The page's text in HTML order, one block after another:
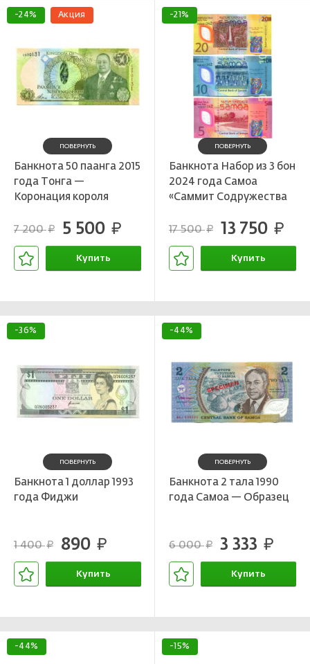
-24% Акция
ПОВЕРНУТЬ
Банкнота 50 паанга 2015
года Тонга —
Коронация короля
7 200руб. 5 500 руб.
Купить
-21%
ПОВЕРНУТЬ
Банкнота Набор из 3 бон
2024 года Самоа
«Саммит Содружества
17 500руб. 13 750 руб.
Купить
-36%
ПОВЕРНУТЬ
Банкнота 1 доллар 1993
года Фиджи
1 400руб. 890 руб.
Купить
-44%
ПОВЕРНУТЬ
Банкнота 2 тала 1990
года Самоа — Образец
6 000руб. 3 333 руб.
Купить
-44% -15%